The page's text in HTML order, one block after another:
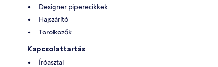
Designer piperecikkek
Hajszárító
Törölközők
Kapcsolattartás
Íróasztal